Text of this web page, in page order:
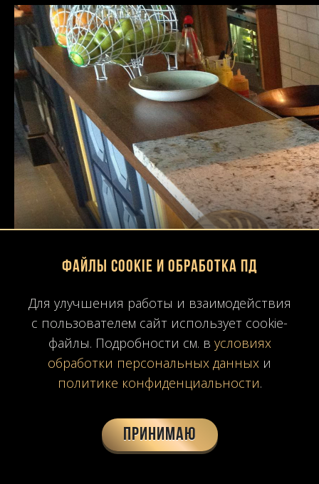
Файлы Cookie и обработка ПД
Для улучшения работы и взаимодействия
с пользователем сайт использует cookie-
файлы. Подробности см. в условиях
обработки персональных данных и
политике конфиденциальности.
Принимаю